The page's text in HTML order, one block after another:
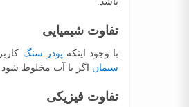
تفاوت شیمیایی
با وجود اینکه پودر سنگ
سیمان اگر با آب مخلوط
تفاوت فیزیکی